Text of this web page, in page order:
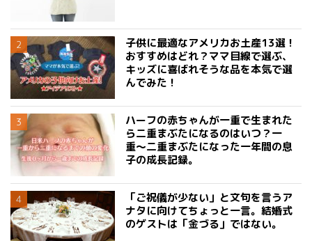
子供に最適なアメリカお土産13選！
おすすめはどれ？ママ目線で選ぶ、
キッズに喜ばれそうな品を本気で選
んでみた！
ハーフの赤ちゃんが一重で生まれた
ら二重まぶたになるのはいつ？一
重〜二重まぶたになった一年間の息
子の成長記録。
「ご祝儀が少ない」と文句を言うア
ナタに向けてちょっと一言。結婚式
のゲストは「金づる」ではない。